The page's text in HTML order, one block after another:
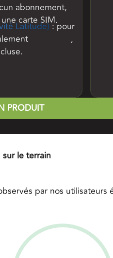
abonnement,
carte SIM.
Latitude): pour
,
PRODUIT
sur le terrain
par nos utilisateurs